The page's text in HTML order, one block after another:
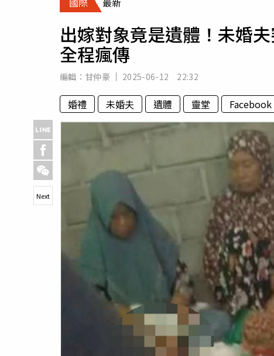
專欄
出嫁對象竟是遺體！未婚
全程瘋傳
編輯： 甘仲豪 2025-06-12 22:32
婚禮 未婚夫 遺體 靈堂 Facebook
Next